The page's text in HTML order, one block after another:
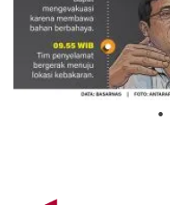
Evakuasi
Mutiara
3 Agustus 2026